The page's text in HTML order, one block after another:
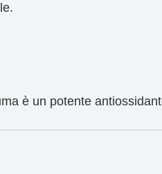
è un potente